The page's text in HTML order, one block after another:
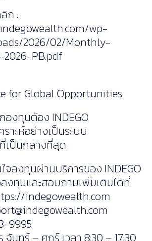
ก :
wp-
2026/02/Monthly-
PB.pdf
for Global Opportunities
งทุนต้อง INDEGO
าะห์อย่างเป็นระบบ
เป็นกลางที่สุด
จลงทุนผ่านบริการของ INDEGO
งทุนและสอบถามเพิ่มเติมได้ที่
indegowealth.com
9995